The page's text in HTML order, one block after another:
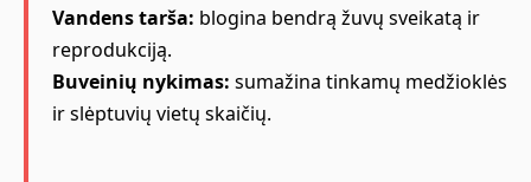
Vandens tarša: blogina bendrą žuvų sveikatą ir
reprodukciją.
Buveinių nykimas: sumažina tinkamų medžioklės
ir slėptuvių vietų skaičių.